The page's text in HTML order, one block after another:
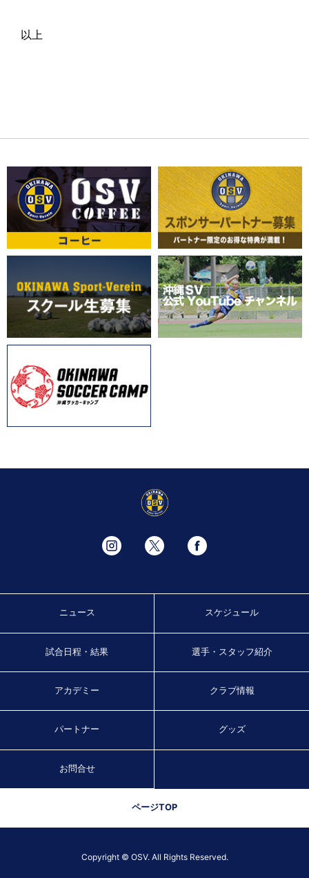
以上
ニュース スケジュール
試合日程・結果 選手・スタッフ紹介
アカデミー クラブ情報
パートナー グッズ
お問合せ
ページTOP
Copyright © OSV. All Rights Reserved.